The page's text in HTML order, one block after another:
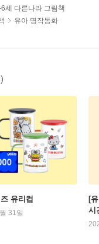
세 다른나라 그림책
유아 명작동화
유리컵
31일
[
시